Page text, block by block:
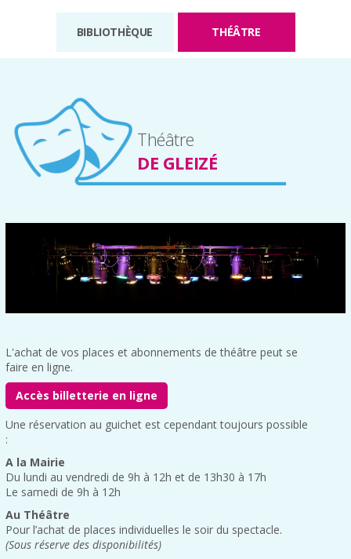
BIBLIOTHÈQUE THÉÂTRE
Théâtre
DE GLEIZÉ
L'achat de vos places et abonnements de théâtre peut se
faire en ligne.
Accès billetterie en ligne
Une réservation au guichet est cependant toujours possible
:
A la Mairie
Du lundi au vendredi de 9h à 12h et de 13h30 à 17h
Le samedi de 9h à 12h
Au Théâtre
Pour l’achat de places individuelles le soir du spectacle.
(Sous réserve des disponibilités)